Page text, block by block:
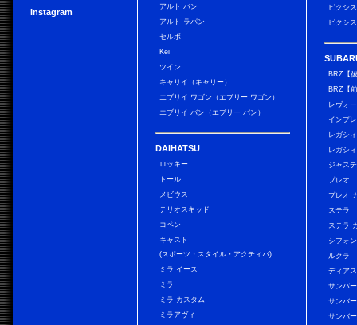
Instagram
アルト バン
アルト ラパン
セルボ
Kei
ツイン
キャリイ（キャリー）
エブリイ ワゴン（エブリー ワゴン）
エブリイ バン（エブリー バン）
DAIHATSU
ロッキー
トール
メビウス
テリオスキッド
コペン
キャスト
(スポーツ・スタイル・アクティバ)
ミラ イース
ミラ
ミラ カスタム
ミラアヴィ
ピクシ
ピクシ
BRZ【
BRZ【
レヴォ
インプ
レガシ
レガシ
ジャス
プレオ
プレオ
ステラ
ステラ
シフォ
ルクラ
ディア
サンバ
サンバ
サンバ